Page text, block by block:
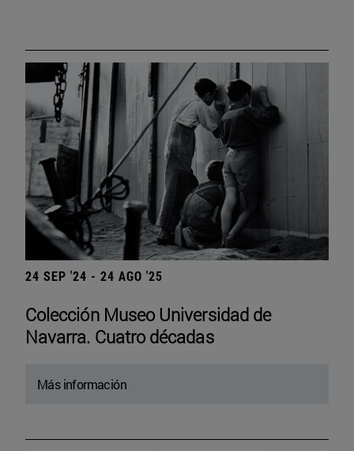
24 SEP '24 - 24 AGO '25
Colección Museo Universidad de
Navarra. Cuatro décadas
Más información